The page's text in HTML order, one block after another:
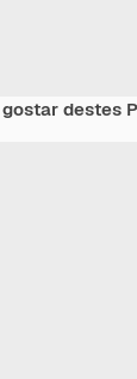
destes